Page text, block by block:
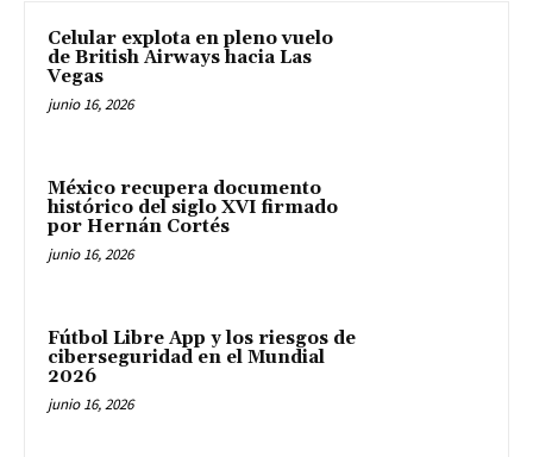
Celular explota en pleno vuelo
de British Airways hacia Las
Vegas
junio 16, 2026
México recupera documento
histórico del siglo XVI firmado
por Hernán Cortés
junio 16, 2026
Fútbol Libre App y los riesgos de
ciberseguridad en el Mundial
2026
junio 16, 2026